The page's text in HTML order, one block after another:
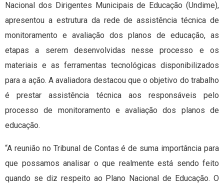
Nacional dos Dirigentes Municipais de Educação (Undime),
apresentou a estrutura da rede de assistência técnica de
monitoramento e avaliação dos planos de educação, as
etapas a serem desenvolvidas nesse processo e os
materiais e as ferramentas tecnológicas disponibilizados
para a ação. A avaliadora destacou que o objetivo do trabalho
é prestar assistência técnica aos responsáveis pelo
processo de monitoramento e avaliação dos planos de
educação.
“A reunião no Tribunal de Contas é de suma importância para
que possamos analisar o que realmente está sendo feito
quando se diz respeito ao Plano Nacional de Educação. O